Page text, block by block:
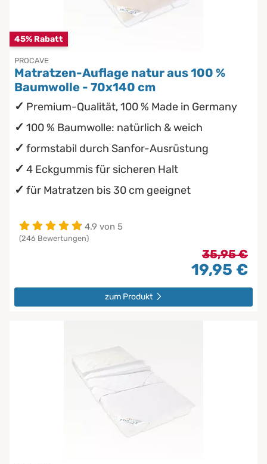
45% Rabatt
PROCAVE
Matratzen-Auflage natur aus 100 %
Baumwolle - 70x140 cm
Premium-Qualität, 100 % Made in Germany
100 % Baumwolle: natürlich & weich
formstabil durch Sanfor-Ausrüstung
4 Eckgummis für sicheren Halt
für Matratzen bis 30 cm geeignet
4.9 von 5
(246 Bewertungen)
35,95 €
19,95 €
zum Produkt
Babymatratzen
Antidekubitusmatratzen
Matratzen nach Maß
Die beste Schlafposition finden
Die besten Sommerbettdecken
Die richtige Matratze kaufen